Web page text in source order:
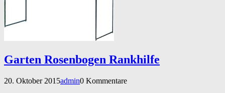
Garten Rosenbogen Rankhilfe
20. Oktober 2015admin0 Kommentare